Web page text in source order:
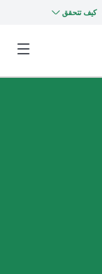
كيف تتحقق